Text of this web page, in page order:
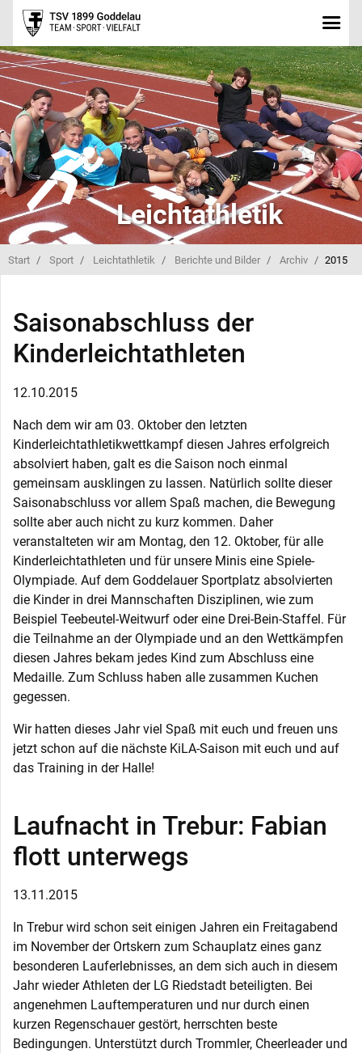
Leichtathletik
Start Sport Leichtathletik Berichte und Bilder Archiv 2015
Saisonabschluss der
Kinderleichtathleten
12.10.2015
Nach dem wir am 03. Oktober den letzten
Kinderleichtathletikwettkampf diesen Jahres erfolgreich
absolviert haben, galt es die Saison noch einmal
gemeinsam ausklingen zu lassen. Natürlich sollte dieser
Saisonabschluss vor allem Spaß machen, die Bewegung
sollte aber auch nicht zu kurz kommen. Daher
veranstalteten wir am Montag, den 12. Oktober, für alle
Kinderleichtathleten und für unsere Minis eine Spiele-
Olympiade. Auf dem Goddelauer Sportplatz absolvierten
die Kinder in drei Mannschaften Disziplinen, wie zum
Beispiel Teebeutel-Weitwurf oder eine Drei-Bein-Staffel. Für
die Teilnahme an der Olympiade und an den Wettkämpfen
diesen Jahres bekam jedes Kind zum Abschluss eine
Medaille. Zum Schluss haben alle zusammen Kuchen
gegessen.
Wir hatten dieses Jahr viel Spaß mit euch und freuen uns
jetzt schon auf die nächste KiLA-Saison mit euch und auf
das Training in der Halle!
Laufnacht in Trebur: Fabian
flott unterwegs
13.11.2015
In Trebur wird schon seit einigen Jahren ein Freitagabend
im November der Ortskern zum Schauplatz eines ganz
besonderen Lauferlebnisses, an dem sich auch in diesem
Jahr wieder Athleten der LG Riedstadt beteiligten. Bei
angenehmen Lauftemperaturen und nur durch einen
kurzen Regenschauer gestört, herrschten beste
Bedingungen. Unterstützt durch Trommler, Cheerleader und